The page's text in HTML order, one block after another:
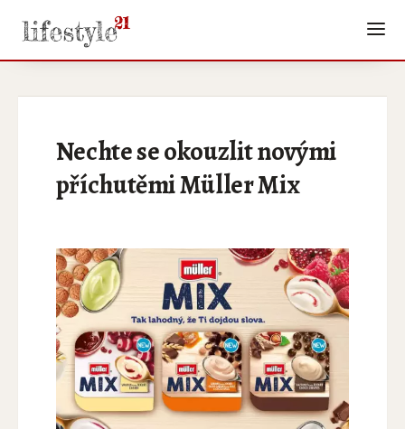
Nechte se okouzlit novými
příchutěmi Müller Mix